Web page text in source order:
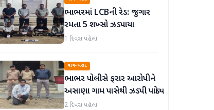
ભાભરમાં LCBની રેડ: જુગાર
રમતા 5 શખ્સો ઝડપાયા
1 દિવસ પહેલા
વાવ-થરાદ
ભાભર પોલીસે ફરાર આરોપીને
અસાણા ગામ પાસેથી ઝડપી પાડ્યો
2 દિવસ પહેલા